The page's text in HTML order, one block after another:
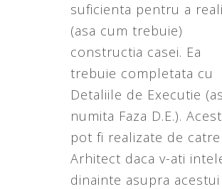
suficienta pentru a
(asa cum trebuie)
constructia casei. Ea
trebuie completata cu
Detaliile de Executie
numita Faza D.E.).
pot fi realizate de catre
Arhitect daca v-ati
dinainte asupra acestui